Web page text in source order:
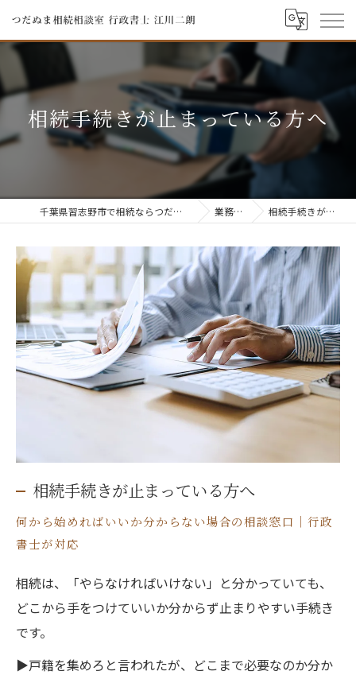
相続手続きが止まっている方へ
千葉県習志野市で相続ならつだぬま相続相談室 行政書士 江川二朗 業務のご案内 相続手続きが止まっている方へ
相続手続きが止まっている方へ
何から始めればいいか分からない場合の相談窓口｜行政
書士が対応
相続は、「やらなければいけない」と分かっていても、
どこから手をつけていいか分からず止まりやすい手続き
です。
▶戸籍を集めろと言われたが、どこまで必要なのか分か